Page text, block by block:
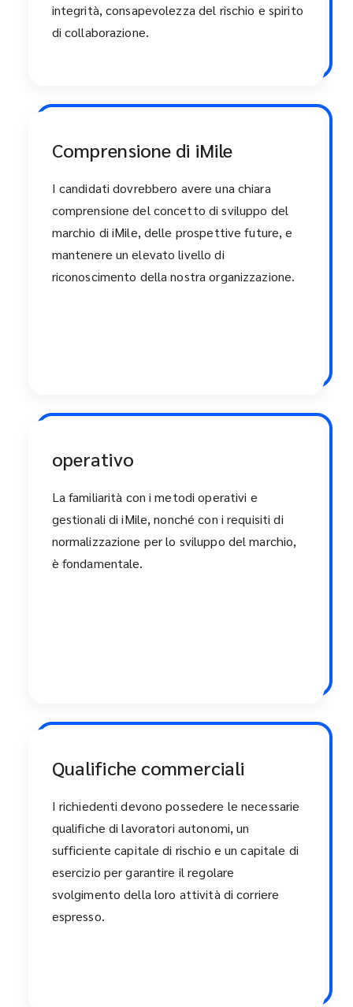
integrità, consapevolezza del rischio e spirito
di collaborazione.
Comprensione di iMile
I candidati dovrebbero avere una chiara
comprensione del concetto di sviluppo del
marchio di iMile, delle prospettive future, e
mantenere un elevato livello di
riconoscimento della nostra organizzazione.
operativo
La familiarità con i metodi operativi e
gestionali di iMile, nonché con i requisiti di
normalizzazione per lo sviluppo del marchio,
è fondamentale.
Qualifiche commerciali
I richiedenti devono possedere le necessarie
qualifiche di lavoratori autonomi, un
sufficiente capitale di rischio e un capitale di
esercizio per garantire il regolare
svolgimento della loro attività di corriere
espresso.